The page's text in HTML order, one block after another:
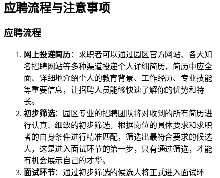
应聘流程与注意事项
应聘流程
网上投递简历：求职者可以通过园区官方网站、各大知
名招聘网站等多种渠道投递个人详细简历，简历中应全
面、详细地介绍个人的教育背景、工作经历、专业技能
等重要信息，让招聘人员能够快速了解你的优势和特
长。
初步筛选：园区专业的招聘团队将对收到的所有简历进
行认真、细致的初步筛选，根据岗位的具体要求和求职
者的自身条件进行精准匹配，筛选出最符合要求的候选
人，这是进入面试环节的第一步，只有通过筛选，才能
有机会展示自己的才华。
面试环节：通过初步筛选的候选人将正式进入面试环